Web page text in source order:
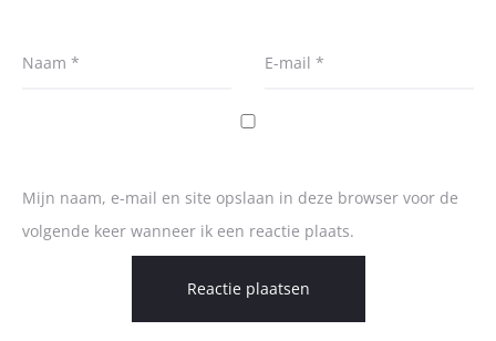
Naam * E-mail *
Mijn naam, e-mail en site opslaan in deze browser voor de
volgende keer wanneer ik een reactie plaats.